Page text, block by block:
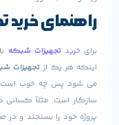
خرید
تجهیزات شبکهباید چندین
یک ازتجهیزات شبکه باید بر
چه خوب است بتوانید
مثلاً کسانی که قصد خرید
را بسنجند و در صورتی که نیاز